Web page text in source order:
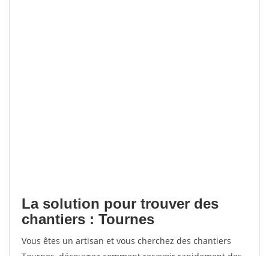
La solution pour trouver des
chantiers : Tournes
Vous êtes un artisan et vous cherchez des chantiers